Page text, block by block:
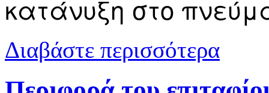
κατάνυξη στο
Διαβάστε περισσότερα